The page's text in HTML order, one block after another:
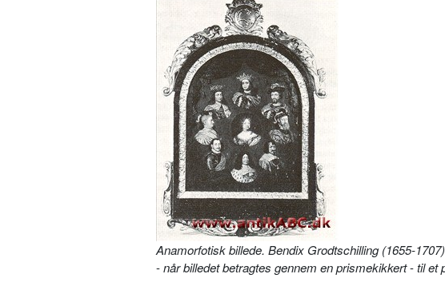
Anamorfotisk billede. Bendix Grodtschilling (1655-
-når billedet betragtes gennem en prismekikkert-til et